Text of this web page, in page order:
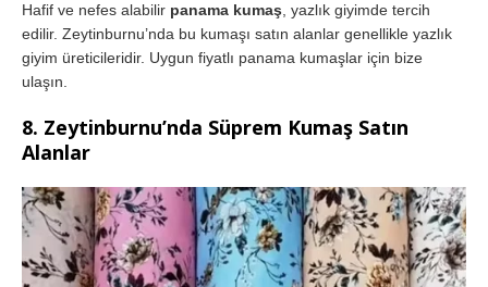
Hafif ve nefes alabilir panama kumaş, yazlık giyimde tercih
edilir. Zeytinburnu’nda bu kumaşı satın alanlar genellikle yazlık
giyim üreticileridir. Uygun fiyatlı panama kumaşlar için bize
ulaşın.
8. Zeytinburnu’nda Süprem Kumaş Satın
Alanlar